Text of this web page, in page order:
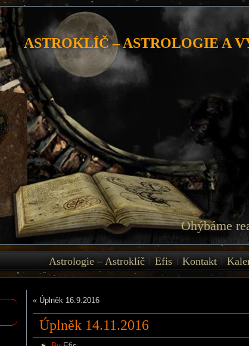
ASTROKLÍČ – ASTROLOGIE A
Ohýbáme
Astrologie – Astroklíč Efis Kontakt
« Úplněk 16.9.2016
Úplněk 14.11.2016